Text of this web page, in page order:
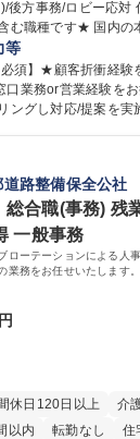
ー応対 仕事の内容 ★バックオフィ
む職種です★ 国内の
窓口/後方/ロビーにて
な事務運用の検討・
記事 https://
等
須】★顧客折衝経験
口業務or営業経験を
し対応/提案を実施した経
案・販売経験 ≪魅
だけます。 幅広いキ
一人ひとりが挑戦で
路整備保全公社
総合職(事務) 残
一般事務
ローテーションによる人
業務をお任せいたします
休日120日以上
介
以内
転勤なし 住